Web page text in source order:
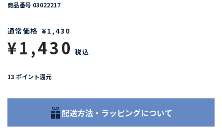
商品番号 03022217
通常価格 ¥1,430
¥1,430 税込
13 ポイント還元
配送方法・ラッピングについて